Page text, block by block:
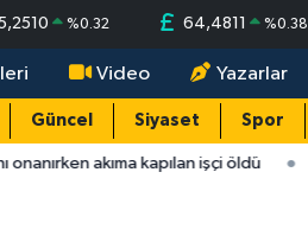
%0.32 64,4811 %0.38
Video Yazarlar
Güncel Siyaset Spor
akıma kapılan işçi öldü